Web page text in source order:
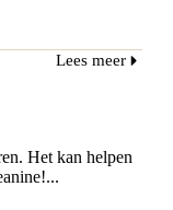
Lees meer
Het kan helpen